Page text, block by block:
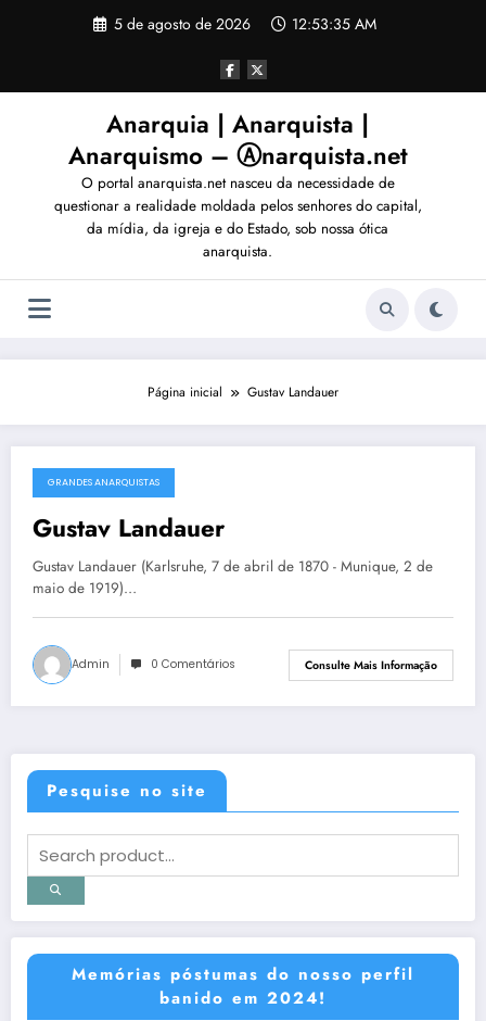
5 de agosto de 2026 12:53:38 AM
Anarquia | Anarquista |
Anarquismo – Ⓐnarquista.net
O portal anarquista.net nasceu da necessidade de
questionar a realidade moldada pelos senhores do capital,
da mídia, da igreja e do Estado, sob nossa ótica
anarquista.
Página inicial Gustav Landauer
3 de agosto de 2013
GRANDES ANARQUISTAS
Gustav Landauer
Gustav Landauer (Karlsruhe, 7 de abril de 1870 - Munique, 2 de
maio de 1919)…
Admin 0 Comentários Consulte Mais Informação
Pesquise no site
Memórias póstumas do nosso perfil
banido em 2024!